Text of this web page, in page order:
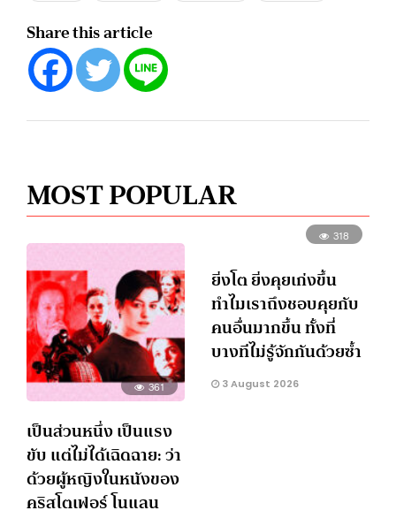
Share this article
MOST POPULAR
361
เป็นส่วนหนึ่ง เป็นแรง
ขับ แต่ไม่ได้เฉิดฉาย: ว่า
ด้วยผู้หญิงในหนังของ
คริสโตเฟอร์ โนแลน
318
ยิ่งโต ยิ่งคุยเก่งขึ้น
ทำไมเราถึงชอบคุยกับ
คนอื่นมากขึ้น ทั้งที่
บางทีไม่รู้จักกันด้วยซ้ำ
3 August 2026